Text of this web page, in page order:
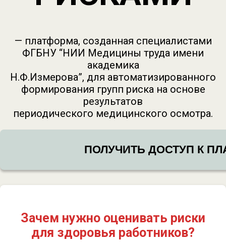
— платформа, созданная специалистами
ФГБНУ “НИИ Медицины труда имени
академика
Н.Ф.Измерова”, для автоматизированного
формирования групп риска на основе
результатов
периодического медицинского осмотра.
ПОЛУЧИТЬ ДОСТУП К
Зачем нужно оценивать риски
для здоровья работников?